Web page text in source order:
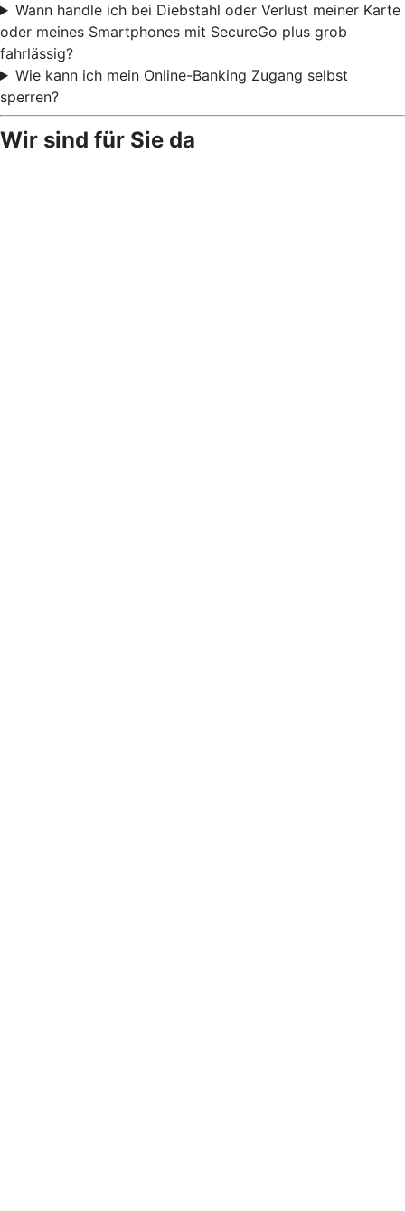
Wann handle ich bei Diebstahl oder Verlust meiner Karte
oder meines Smartphones mit SecureGo plus grob
fahrlässig?
Wie kann ich mein Online-Banking Zugang selbst
sperren?
Wir sind für Sie da